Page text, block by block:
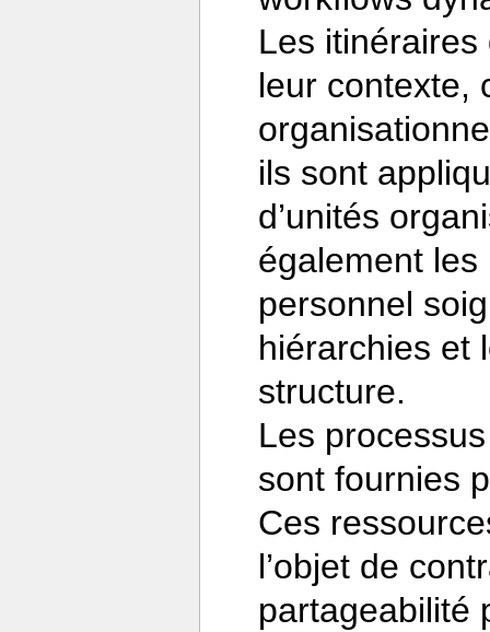
Les
leur contexte,
ils sont
d’unités
également les
personnel
hiérarchies et
structure.
Les
sont fournies
Ces
l’objet de
partageabilité